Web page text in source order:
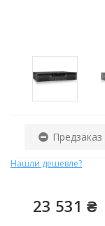
Предзаказ
Нашли дешевле?
23 531 ₴